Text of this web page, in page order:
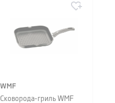
WMF
Сковорода-гриль WMF